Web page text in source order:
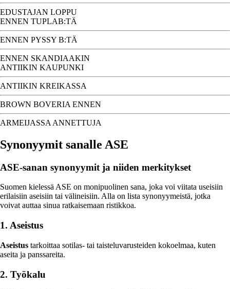
EDUSTAJAN LOPPU
ENNEN TUPLAB:TÄ
ENNEN PYSSY B:TÄ
ENNEN SKANDIAAKIN
ANTIIKIN KAUPUNKI
ANTIIKIN KREIKASSA
BROWN BOVERIA ENNEN
ARMEIJASSA ANNETTUJA
Synonyymit sanalle ASE
ASE-sanan synonyymit ja niiden merkitykset
Suomen kielessä ASE on monipuolinen sana, joka voi viitata useisiin
erilaisiin aseisiin tai välineisiin. Alla on lista synonyymeistä, jotka
voivat auttaa sinua ratkaisemaan ristikkoa.
1. Aseistus
Aseistus tarkoittaa sotilas- tai taisteluvarusteiden kokoelmaa, kuten
aseita ja panssareita.
2. Työkalu